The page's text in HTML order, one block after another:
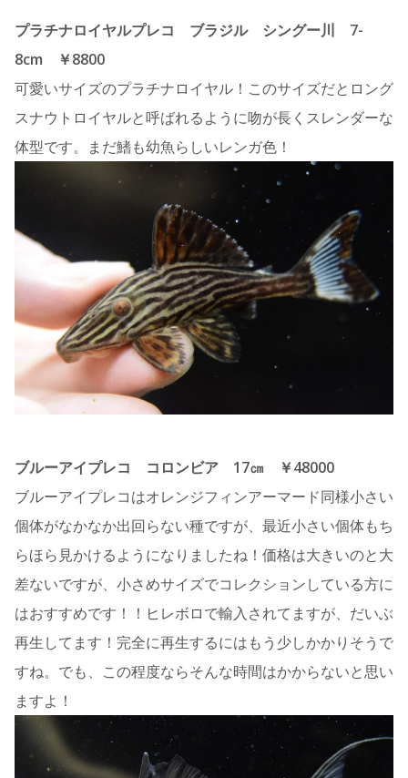
プラチナロイヤルプレコ ブラジル シングー川 7-
8cm ￥8800
可愛いサイズのプラチナロイヤル！このサイズだとロング
スナウトロイヤルと呼ばれるように吻が長くスレンダーな
体型です。まだ鰭も幼魚らしいレンガ色！
ブルーアイプレコ コロンビア 17㎝ ￥48000
ブルーアイプレコはオレンジフィンアーマード同様小さい
個体がなかなか出回らない種ですが、最近小さい個体もち
らほら見かけるようになりましたね！価格は大きいのと大
差ないですが、小さめサイズでコレクションしている方に
はおすすめです！！ヒレボロで輸入されてますが、だいぶ
再生してます！完全に再生するにはもう少しかかりそうで
すね。でも、この程度ならそんな時間はかからないと思い
ますよ！